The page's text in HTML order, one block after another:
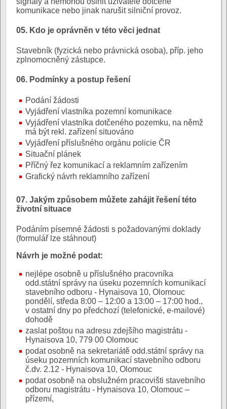
komunikace nebo jinak narušit silniční provoz.
05. Kdo je oprávněn v této věci jednat
Stavebník (fyzická nebo právnická osoba), příp. jeho
zplnomocněný zástupce.
06. Podmínky a postup řešení
Podání žádosti
Vyjádření vlastníka pozemní komunikace
Vyjádření vlastníka dotčeného pozemku, na němž
má být rekl. zařízení situováno
Vyjádření příslušného orgánu policie ČR
Situační plánek
Příčný řez komunikací a reklamním zařízením
Grafický návrh reklamního zařízení
07. Jakým způsobem můžete zahájit řešení této
životní situace
Podáním písemné žádosti s požadovanými doklady
(formulář lze stáhnout)
Návrh je možné podat:
nejlépe osobně u příslušného pracovníka
odd.státní správy na úseku pozemních komunikací
stavebního odboru - Hynaisova 10, Olomouc
pondělí, středa 8:00 – 12:00 a 13:00 – 17:00 hod.,
v ostatní dny po předchozí (telefonické, e-mailové)
dohodě
zaslat poštou na adresu zdejšího magistrátu -
Hynaisova 10, 779 00 Olomouc
podat osobně na sekretariátě odd.státní správy na
úseku pozemních komunikací stavebního odboru
č.dv. 2.12 - Hynaisova 10, Olomouc
podat osobně na obslužném pracovišti stavebního
odboru magistrátu - Hynaisova 10, Olomouc –
přízemí,